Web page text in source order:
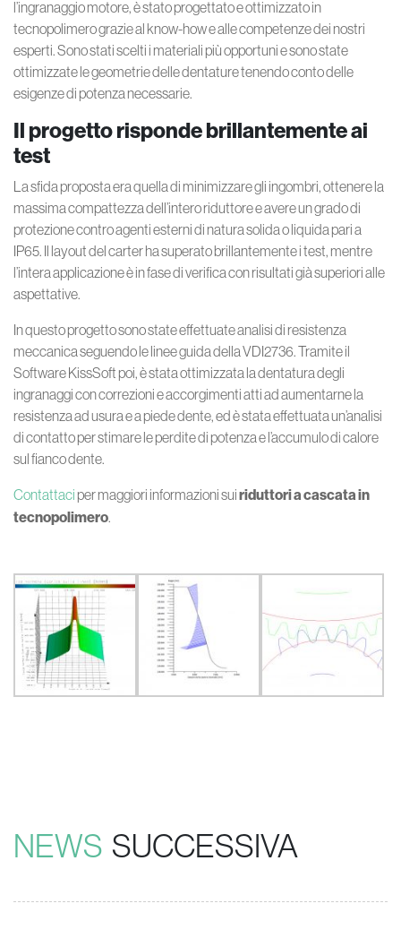
l’ingranaggio motore, è stato progettato e ottimizzato in
tecnopolimero grazie al know-how e alle competenze dei nostri
esperti. Sono stati scelti i materiali più opportuni e sono state
ottimizzate le geometrie delle dentature tenendo conto delle
esigenze di potenza necessarie.
Il progetto risponde brillantemente ai
test
La sfida proposta era quella di minimizzare gli ingombri, ottenere la
massima compattezza dell’intero riduttore e avere un grado di
protezione contro agenti esterni di natura solida o liquida pari a
IP65. Il layout del carter ha superato brillantemente i test, mentre
l’intera applicazione è in fase di verifica con risultati già superiori alle
aspettative.
In questo progetto sono state effettuate analisi di resistenza
meccanica seguendo le linee guida della VDI2736. Tramite il
Software KissSoft poi, è stata ottimizzata la dentatura degli
ingranaggi con correzioni e accorgimenti atti ad aumentarne la
resistenza ad usura e a piede dente, ed è stata effettuata un’analisi
di contatto per stimare le perdite di potenza e l’accumulo di calore
sul fianco dente.
Contattaciper maggiori informazioni suiriduttori a cascata in
tecnopolimero.
NEWS SUCCESSIVA